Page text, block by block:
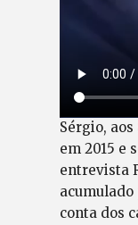
Sérgio,
em 2015 e
entrevista
conta dos